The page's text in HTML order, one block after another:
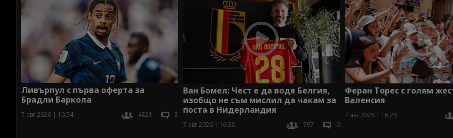
Ливърпул с първа оферта за
Брадли Баркола
7 авг 2026 | 16:54 4821 3
Ван Бомел: Чест е да водя Белгия,
изобщо не съм мислил да чакам за
поста в Нидерландия
7 авг 2026 | 16:30 797 0
Феран Торес с голям
Валенсия
7 авг 2026 | 16:28